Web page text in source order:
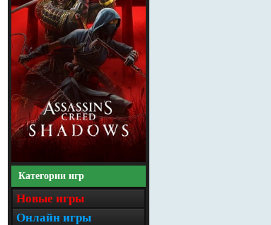
Категории игр
Новые игры
Онлайн игры